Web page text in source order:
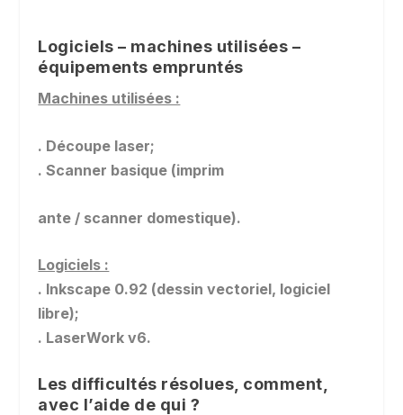
Logiciels – machines utilisées –
équipements empruntés
Machines utilisées :
. Découpe laser;
. Scanner basique (imprim
ante / scanner domestique).
Logiciels :
. Inkscape 0.92 (dessin vectoriel, logiciel
libre);
. LaserWork v6.
Les difficultés résolues, comment,
avec l’aide de qui ?